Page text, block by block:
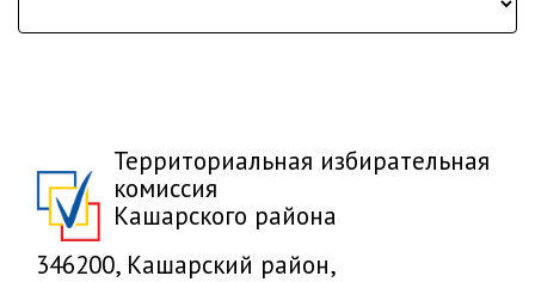
Территориальная избирательная
комиссия
Кашарского района
346200, Кашарский район,